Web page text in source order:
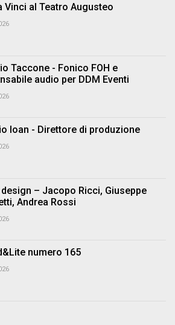
Vinci al Teatro Augusteo
Taccone - Fonico FOH e
audio per DDM Eventi
Ioan - Direttore di produzione
– Jacopo Ricci, Giuseppe
Andrea Rossi
numero 165